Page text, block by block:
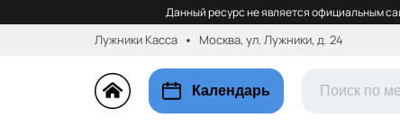
Данный ресурс не является официальным
Лужники Касса Москва, ул. Лужники, д. 24
Календарь